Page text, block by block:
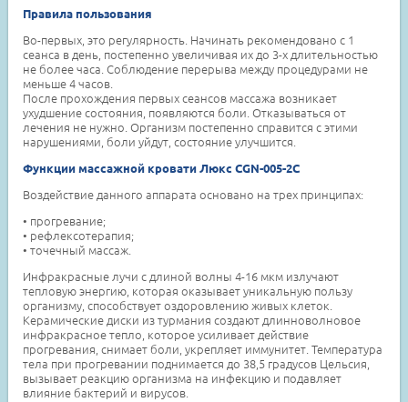
Правила пользования
Во-первых, это регулярность. Начинать рекомендовано с 1
сеанса в день, постепенно увеличивая их до 3-х длительностью
не более часа. Соблюдение перерыва между процедурами не
меньше 4 часов.
После прохождения первых сеансов массажа возникает
ухудшение состояния, появляются боли. Отказываться от
лечения не нужно. Организм постепенно справится с этими
нарушениями, боли уйдут, состояние улучшится.
Функции массажной кровати Люкс CGN-005-2C
Воздействие данного аппарата основано на трех принципах:
• прогревание;
• рефлексотерапия;
• точечный массаж.
Инфракрасные лучи с длиной волны 4-16 мкм излучают
тепловую энергию, которая оказывает уникальную пользу
организму, способствует оздоровлению живых клеток.
Керамические диски из турмания создают длинноволновое
инфракрасное тепло, которое усиливает действие
прогревания, снимает боли, укрепляет иммунитет. Температура
тела при прогревании поднимается до 38,5 градусов Цельсия,
вызывает реакцию организма на инфекцию и подавляет
влияние бактерий и вирусов.